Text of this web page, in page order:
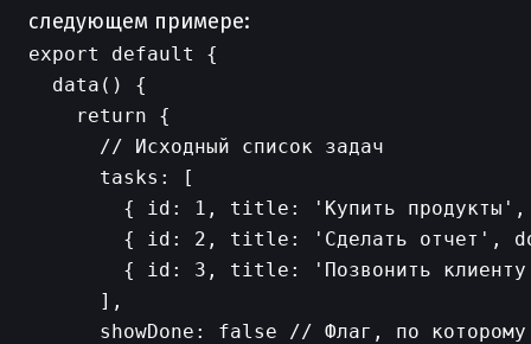
следующем примере:
export default {
  data() {
    return {
      // Исходный список задач
      tasks: [
{ id: 1, title: 'Купить
{ id: 2, title: 'Сделать отчет',
{ id: 3, title: 'Позвонить
      ],
showDone: false // Флаг, по